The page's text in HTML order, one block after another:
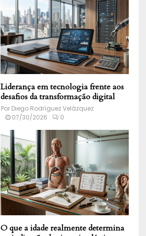
Liderança em tecnologia frente aos
desafios da transformação digital
Por Diego Rodríguez Velázquez
07/30/2026
0
O que a idade realmente determina